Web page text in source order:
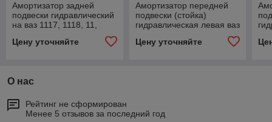
Амортизатор задней
подвески гидравлический
на ваз 1117, 1118, 11,
Цену уточняйте
Амортизатор передней
подвески (стойка)
гидравлическая левая ваз
Цену уточняйте
О нас
Рейтинг не сформирован
Менее 5 отзывов за последний год